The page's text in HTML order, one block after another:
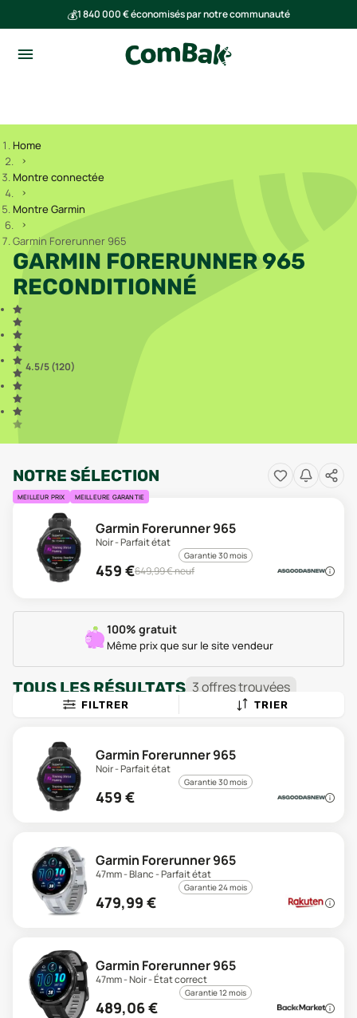
💰1 840 000 € économisés par notre communauté
Home
Montre connectée
Montre Garmin
Garmin Forerunner 965
GARMIN FORERUNNER 965
RECONDITIONNÉ
4.5/5 (120)
NOTRE SÉLECTION
MEILLEUR PRIX MEILLEURE GARANTIE
Garmin Forerunner 965
Noir - Parfait état
Garantie 30 mois
459 €649,99€ neuf
100% gratuit
Même prix que sur le site vendeur
TOUS LES RÉSULTATS 3offrestrouvées
FILTRER TRIER
Garmin Forerunner 965
Noir - Parfait état
Garantie 30 mois
459 €
Garmin Forerunner 965
47mm - Blanc - Parfait état
Garantie 24 mois
479,99 €
Garmin Forerunner 965
47mm - Noir - État correct
Garantie 12 mois
489,06€